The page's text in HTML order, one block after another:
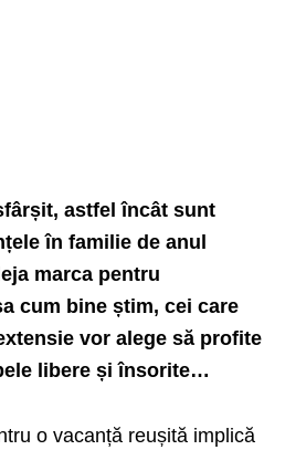
astfel încât sunt
în familie de anul
marca pentru
cum bine știm, cei care
vor alege să profite
libere și însorite…
o vacanță reușită implică